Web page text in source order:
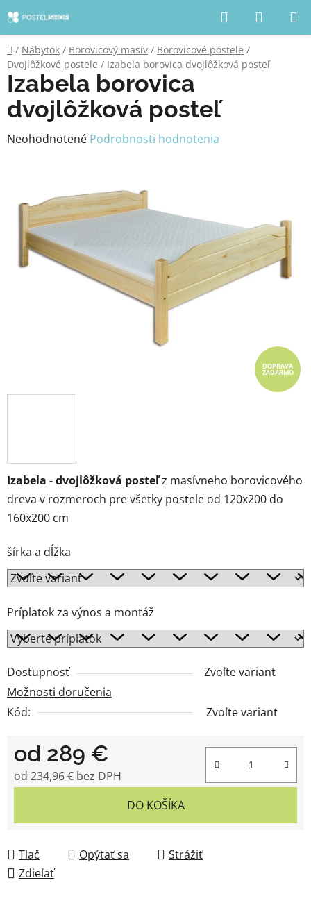
na
obsah
Hľadať
KOŠÍK
Domov
/ Nábytok / Borovicový masív / Borovicové postele /
Dvojlôžkové postele / Izabela borovica dvojlôžková posteľ
Izabela - dvojlôžková posteľz masívneho borovicového
dreva v rozmeroch pre všetky postele od 120x200 do
160x200 cm
šírka a dĺžka
Príplatok za výnos a montáž
Dostupnosť
Zvoľte variant
Možnosti doručenia
Kód:
Zvoľte variant
od 289 €
od 234,96 € bez DPH
DO KOŠÍKA
Tlač Opýtať sa
Strážiť
Zdieľať
Izabela borovica
dvojlôžková posteľ
Priemerné
hviezdičiek.
Neohodnotené Podrobnosti hodnotenia
DOPRAVA
ZADARMO